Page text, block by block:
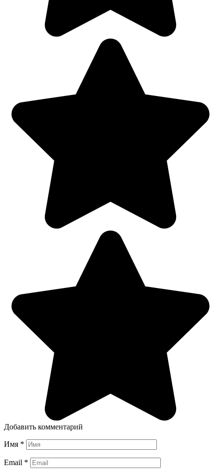
Добавить комментарий
Имя *
Email *